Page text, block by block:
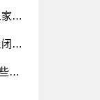
？
原
？